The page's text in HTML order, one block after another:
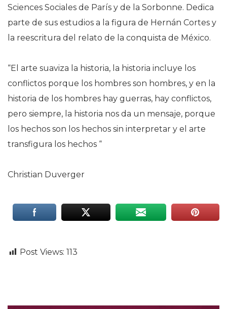
Sciences Sociales de París y de la Sorbonne. Dedica
parte de sus estudios a la figura de Hernán Cortes y
la reescritura del relato de la conquista de México.
“El arte suaviza la historia, la historia incluye los
conflictos porque los hombres son hombres, y en la
historia de los hombres hay guerras, hay conflictos,
pero siempre, la historia nos da un mensaje, porque
los hechos son los hechos sin interpretar y el arte
transfigura los hechos “
Christian Duverger
Post Views: 113